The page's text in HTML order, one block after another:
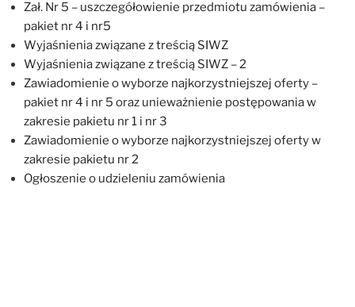
Zał. Nr 5 – uszczegółowienie przedmiotu zamówienia –
pakiet nr 4 i nr5
Wyjaśnienia związane z treścią SIWZ
Wyjaśnienia związane z treścią SIWZ – 2
Zawiadomienie o wyborze najkorzystniejszej oferty –
pakiet nr 4 i nr 5 oraz unieważnienie postępowania w
zakresie pakietu nr 1 i nr 3
Zawiadomienie o wyborze najkorzystniejszej oferty w
zakresie pakietu nr 2
Ogłoszenie o udzieleniu zamówienia